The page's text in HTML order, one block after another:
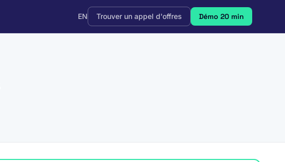
EN Trouver un appel d'offres Démo 20 min